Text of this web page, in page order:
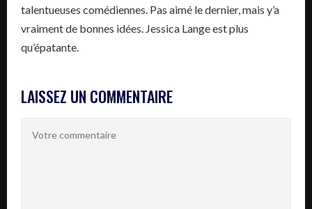
talentueuses comédiennes. Pas aimé le dernier, mais y’a
vraiment de bonnes idées. Jessica Lange est plus
qu’épatante.
LAISSEZ UN COMMENTAIRE